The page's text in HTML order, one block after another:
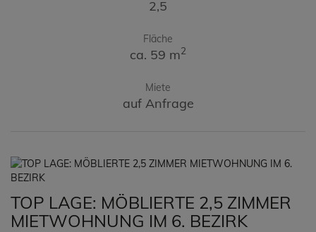
2,5
Fläche
ca. 59 m2
Miete
auf Anfrage
TOP LAGE: MÖBLIERTE 2,5 ZIMMER
MIETWOHNUNG IM 6. BEZIRK